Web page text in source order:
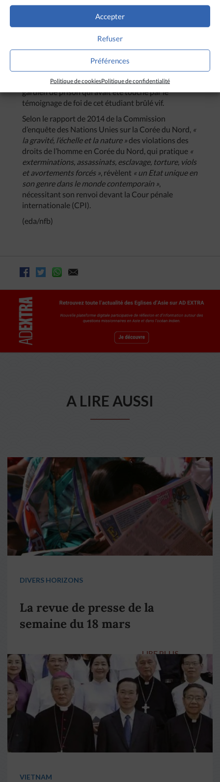
Accepter
Refuser
Préférences
Politique de cookiesPolitique de confidentialité
emprisonnés dans un camp de travail, interrogés et
torturés, puis fusillés en public. Un ami étudiant de
22 ans a professé publiquement sa foi en Jésus-
Christ jusqu’au bout, devant ses bourreaux, avant
d’être brûlé vif », confie àPortes Ouvertes, un
réfugié nord-coréen, qui depuis vit à Séoul. Il a réussi
à obtenir des informations sur le destin de ses amis,
grâce à une rescapée du même camp, libérée par un
gardien de prison qui avait été touché par le
témoignage de foi de cet étudiant brûlé vif.
Selon le rapport de 2014 de la Commission
d’enquête des Nations Unies sur la Corée du Nord, «
la gravité, l’échelle et la nature » des violations des
droits de l’homme en Corée du Nord, qui pratique «
exterminations, assassinats, esclavage, torture, viols
et avortements forcés », révèlent « un Etat unique en
son genre dans le monde contemporain »,
nécessitant son renvoi devant la Cour pénale
internationale (CPI).
(eda/nfb)
A LIRE AUSSI
DIVERS HORIZONS
La revue de presse de la
semaine du 18 mars
LIRE PLUS →
VIETNAM